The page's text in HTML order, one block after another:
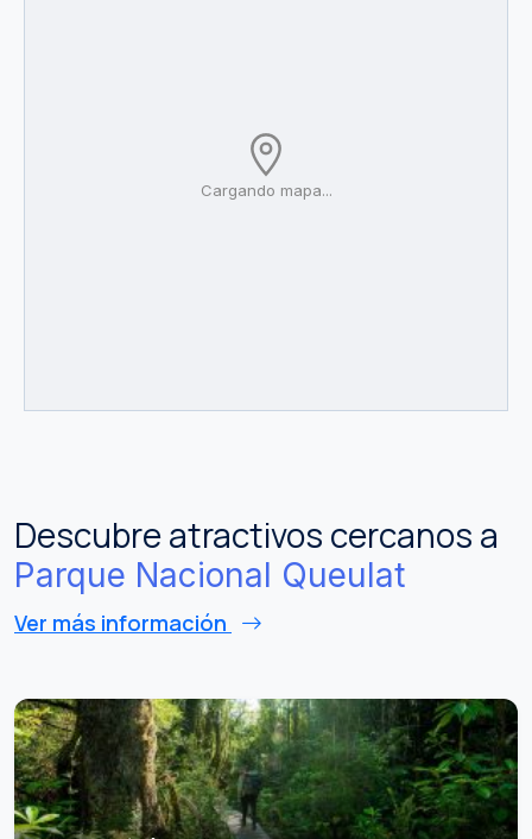
Cargando mapa...
Descubre atractivos cercanos a
Parque Nacional Queulat
Ver más información